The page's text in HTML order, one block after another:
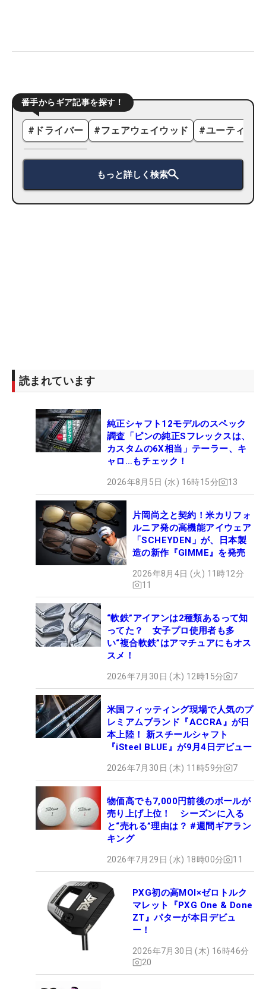
番手からギア記事を探す！
# ドライバー #フェアウェイウッド #ユーティリ
もっと詳しく検索
読まれています
純正シャフト12モデルのスペック
調査「ピンの純正Sフレックスは、
カスタムの6X相当」テーラー、キ
ャロ…もチェック！
2026年8月5日 (水) 16時15分 13
片岡尚之と契約！米カリフォ
ルニア発の高機能アイウェア
「SCHEYDEN」が、日本製
造の新作『GIMME』を発売
2026年8月4日 (火) 11時12分
11
“軟鉄”アイアンは2種類あるって知
ってた？ 女子プロ使用者も多
い“複合軟鉄”はアマチュアにもオス
スメ！
2026年7月30日 (木) 12時15分 7
米国フィッティング現場で人気のプ
レミアムブランド『ACCRA』が日
本上陸！ 新スチールシャフト
『iSteel BLUE』が9月4日デビュー
2026年7月30日 (木) 11時59分 7
物価高でも7,000円前後のボールが
売り上げ上位！ シーズンに入る
と“売れる”理由は？ #週間ギアラン
キング
2026年7月29日 (水) 18時00分 11
PXG初の高MOI×ゼロトルク
マレット『PXG One & Done
ZT』パターが本日デビュ
ー！
2026年7月30日 (木) 16時46分
20